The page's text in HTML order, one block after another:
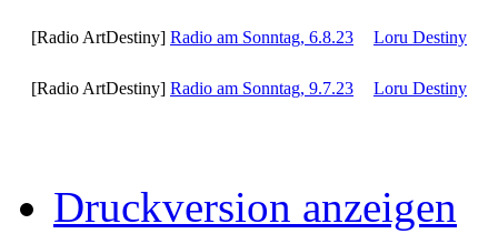
[Radio ArtDestiny] Radio am Sonntag, 6.8.23 Loru Destiny
[Radio ArtDestiny] Radio am Sonntag, 9.7.23 Loru Destiny
Druckversion anzeigen